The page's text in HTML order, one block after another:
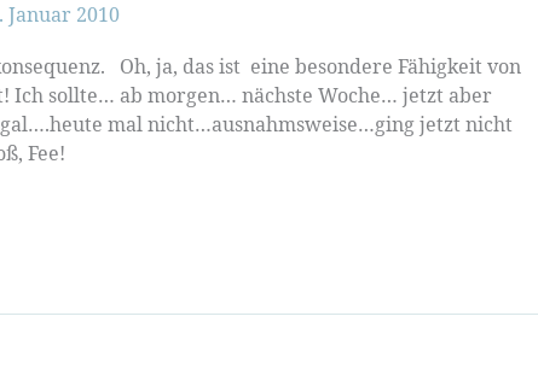
Januar 2010
Oh, ja, das ist eine besondere Fähigkeit von
sollte… ab morgen… nächste Woche… jetzt aber
mal nicht…ausnahmsweise…ging jetzt nicht
Fee!